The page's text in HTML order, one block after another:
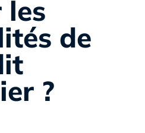
de
?